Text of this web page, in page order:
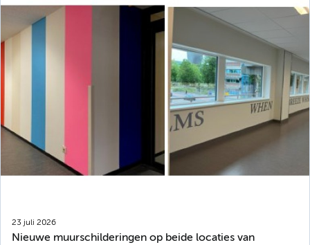
23 juli 2026
Nieuwe muurschilderingen op beide locaties van